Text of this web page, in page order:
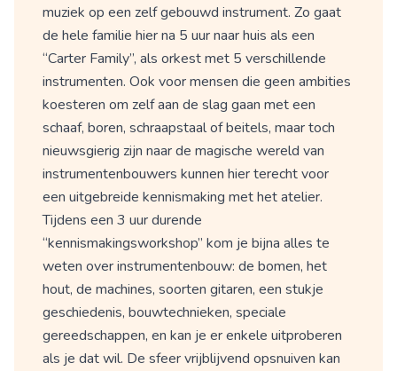
muziek op een zelf gebouwd instrument. Zo gaat
de hele familie hier na 5 uur naar huis als een
“Carter Family”, als orkest met 5 verschillende
instrumenten. Ook voor mensen die geen ambities
koesteren om zelf aan de slag gaan met een
schaaf, boren, schraapstaal of beitels, maar toch
nieuwsgierig zijn naar de magische wereld van
instrumentenbouwers kunnen hier terecht voor
een uitgebreide kennismaking met het atelier.
Tijdens een 3 uur durende
“kennismakingsworkshop” kom je bijna alles te
weten over instrumentenbouw: de bomen, het
hout, de machines, soorten gitaren, een stukje
geschiedenis, bouwtechnieken, speciale
gereedschappen, en kan je er enkele uitproberen
als je dat wil. De sfeer vrijblijvend opsnuiven kan